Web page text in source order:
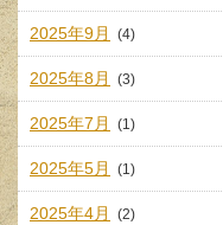
2025年9月 (4)
2025年8月 (3)
2025年7月 (1)
2025年5月 (1)
2025年4月 (2)